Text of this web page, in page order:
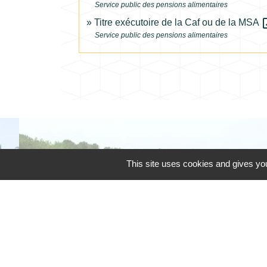
Service public des pensions alimentaires
Titre exécutoire de la Caf ou de la MSA
Service public des pensions alimentaires
This site uses cookies and gives